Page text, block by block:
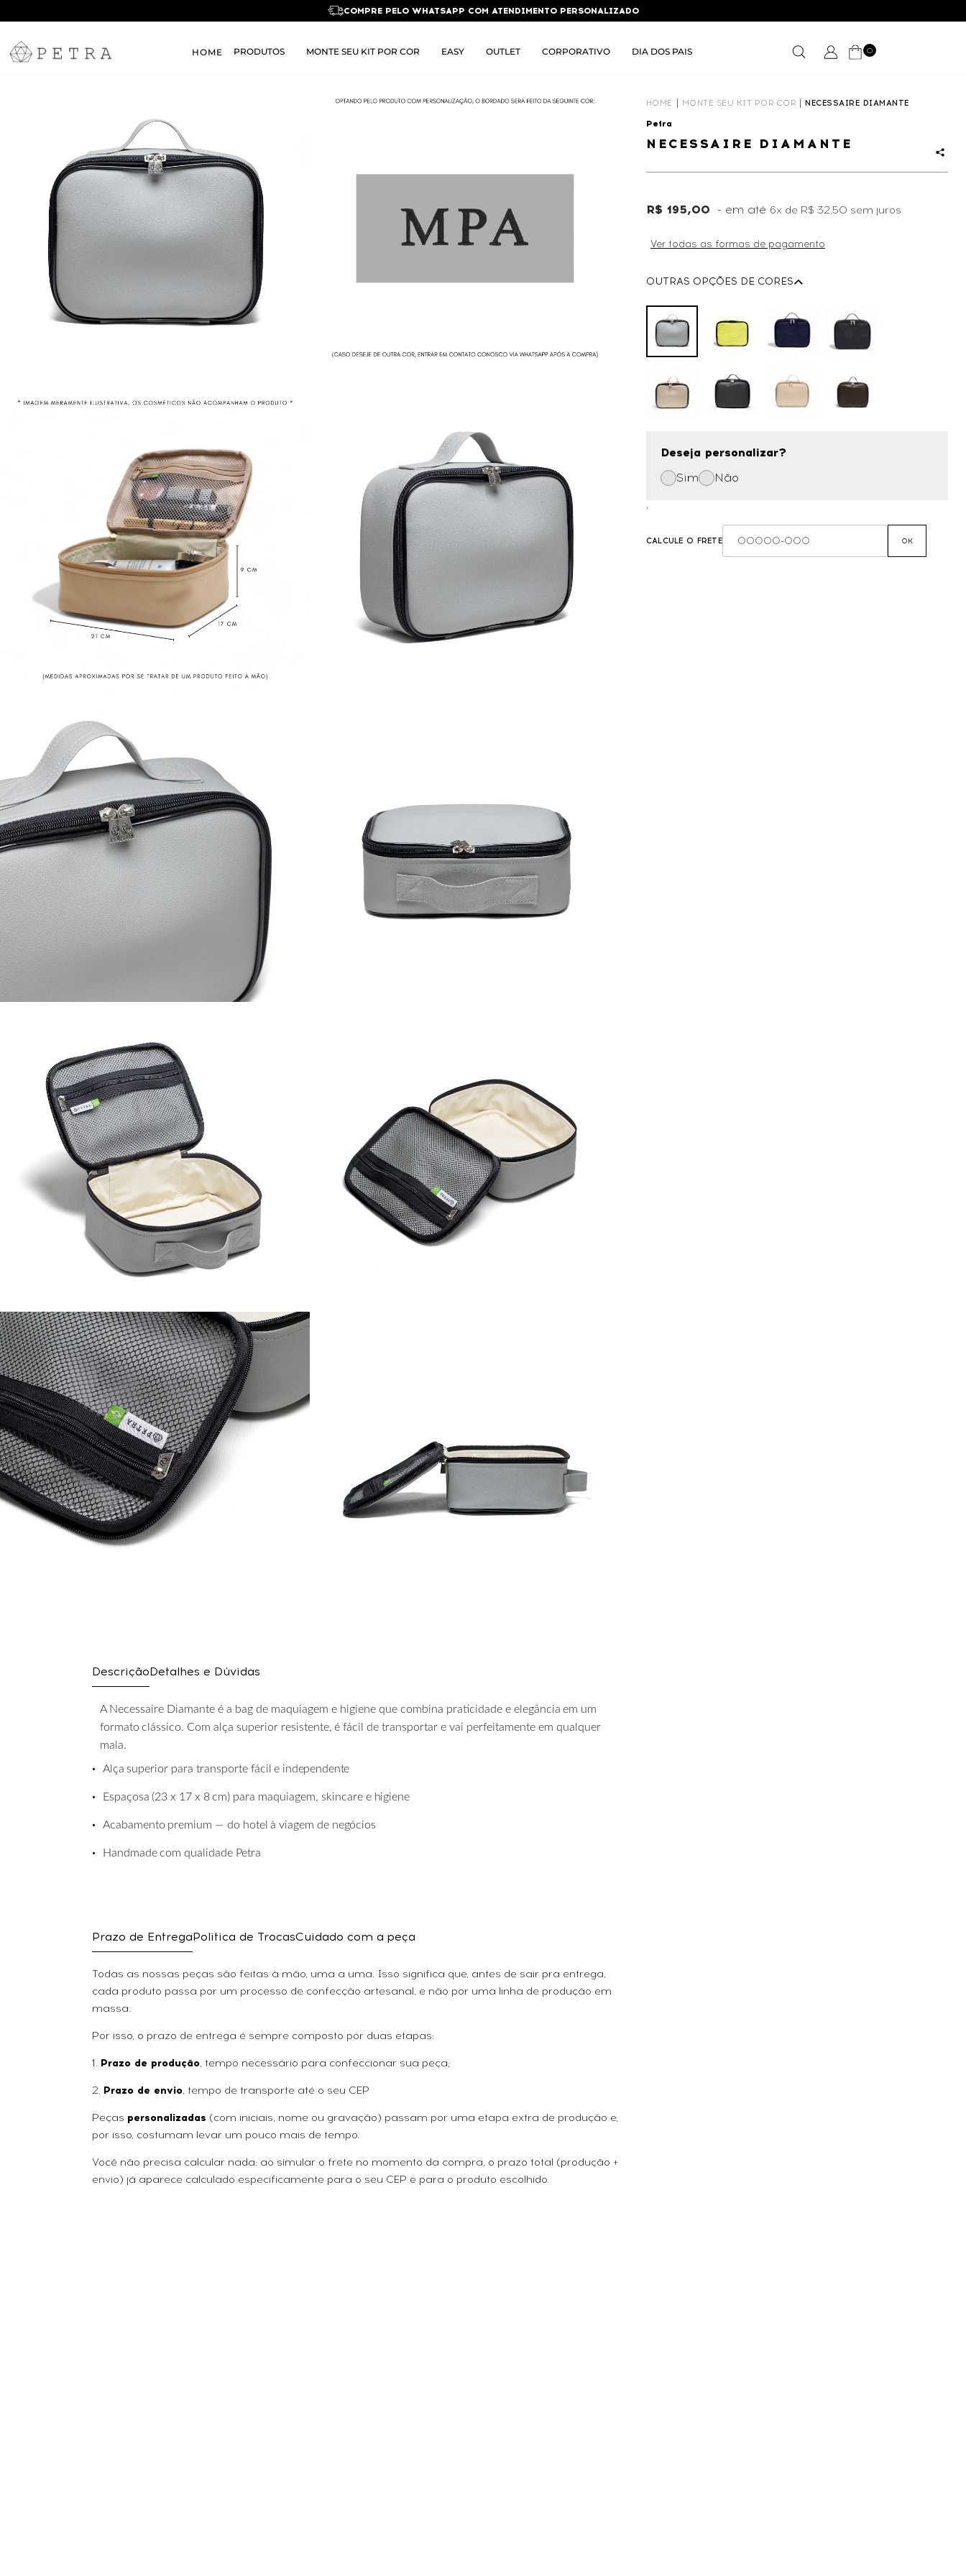
COMPRE PELO WHATSAPP COM ATENDIMENTO PERSONALIZADO
HOME PRODUTOS MONTE SEU KIT POR COR EASY OUTLET CORPORATIVO DIA DOS PAIS 0
DescriçãoDetalhes e Dúvidas
A Necessaire Diamante é a bag de maquiagem e higiene que combina praticidade e elegância em um
formato clássico. Com alça superior resistente, é fácil de transportar e vai perfeitamente em qualquer
mala.
• Alça superior para transporte fácil e independente
• Espaçosa (23 x 17 x 8 cm) para maquiagem, skincare e higiene
• Acabamento premium — do hotel à viagem de negócios
• Handmade com qualidadePetra
Prazo de EntregaPolitica de TrocasCuidado com a peça
Todas as nossas peças são feitas à mão, uma a uma. Isso significa que, antes de sair pra entrega,
cada produto passa por um processo de confecção artesanal, e não por uma linha de produção em
massa.
Por isso, o prazo de entrega é sempre composto por duas etapas:
1. Prazo de produção, tempo necessário para confeccionar sua peça;
2. Prazo de envio, tempo de transporte até o seu CEP
Peças personalizadas (com iniciais, nome ou gravação) passam por uma etapa extra de produção e,
por isso, costumam levar um pouco mais de tempo.
Você não precisa calcular nada: ao simular o frete no momento da compra, o prazo total (produção +
envio) já aparece calculado especificamente para o seu CEP e para o produto escolhido.
HOME MONTE SEU KIT POR COR NECESSAIRE DIAMANTE
Petra
NECESSAIRE DIAMANTE
R$ 195,00 6x de R$ 32,50 sem juros
Ver todas as formas de pagamento
OUTRAS OPÇÕES DE CORES
Deseja personalizar?
Sim
Não
CALCULE O FRETE OK